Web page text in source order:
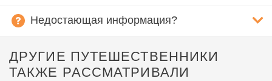
Недостающая информация?
ДРУГИЕ ПУТЕШЕСТВЕННИКИ
ТАКЖЕ РАССМАТРИВАЛИ